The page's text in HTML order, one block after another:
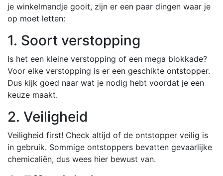
je winkelmandje gooit, zijn er een paar dingen waar je
op moet letten:
1. Soort verstopping
Is het een kleine verstopping of een mega blokkade?
Voor elke verstopping is er een geschikte ontstopper.
Dus kijk goed naar wat je nodig hebt voordat je een
keuze maakt.
2. Veiligheid
Veiligheid first! Check altijd of de ontstopper veilig is
in gebruik. Sommige ontstoppers bevatten gevaarlijke
chemicaliën, dus wees hier bewust van.